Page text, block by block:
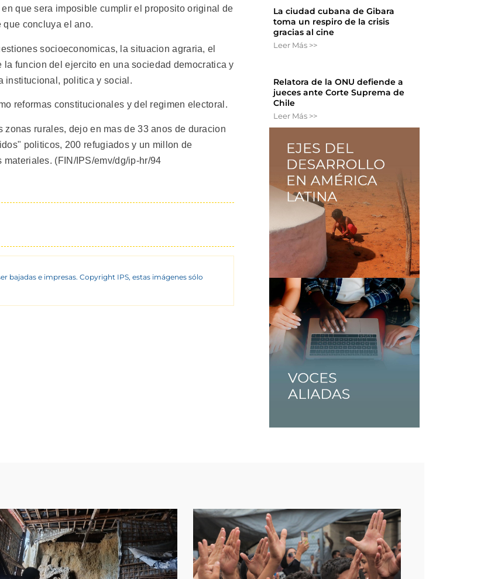
que sera imposible cumplir el proposito original de
concluya el ano.
socioeconomicas, la situacion agraria, el
funcion del ejercito en una sociedad democratica y
institucional, politica y social.
reformas constitucionales y del regimen electoral.
rurales, dejo en mas de 33 anos de duracion
politicos, 200 refugiados y un millon de
(FIN/IPS/emv/dg/ip-hr/94
bajadas e impresas. Copyright IPS, estas imágenes sólo
La ciudad cubana de Gibara
toma un respiro de la crisis
gracias al cine
Leer Más >>
Relatora de la ONU defiende a
jueces ante Corte Suprema de
Chile
Leer Más >>